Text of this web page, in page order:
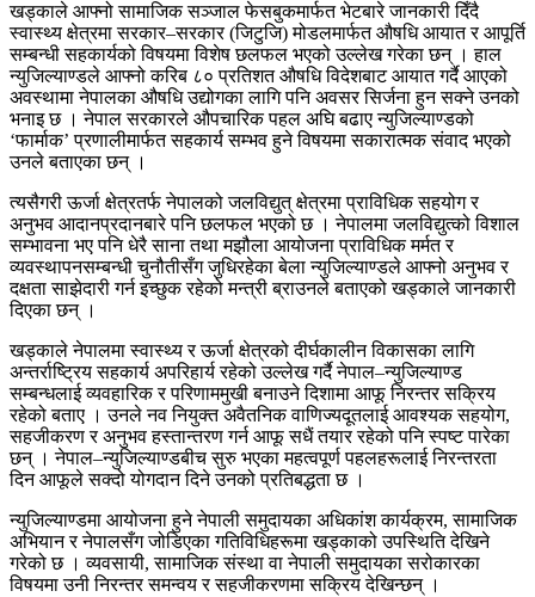
खड्काले आफ्नो सामाजिक सञ्जाल फेसबुकमार्फत भेटबारे जानकारी दिँदै
स्वास्थ्य क्षेत्रमा सरकार–सरकार (जिटुजि) मोडलमार्फत औषधि आयात र आपूर्ति
सम्बन्धी सहकार्यको विषयमा विशेष छलफल भएको उल्लेख गरेका छन् । हाल
न्युजिल्याण्डले आफ्नो करिब ८० प्रतिशत औषधि विदेशबाट आयात गर्दै आएको
अवस्थामा नेपालका औषधि उद्योगका लागि पनि अवसर सिर्जना हुन सक्ने उनको
भनाइ छ । नेपाल सरकारले औपचारिक पहल अघि बढाए न्युजिल्याण्डको
‘फार्माक’ प्रणालीमार्फत सहकार्य सम्भव हुने विषयमा सकारात्मक संवाद भएको
उनले बताएका छन् ।
त्यसैगरी ऊर्जा क्षेत्रतर्फ नेपालको जलविद्युत् क्षेत्रमा प्राविधिक सहयोग र
अनुभव आदानप्रदानबारे पनि छलफल भएको छ । नेपालमा जलविद्युत्को विशाल
सम्भावना भए पनि धेरै साना तथा मझौला आयोजना प्राविधिक मर्मत र
व्यवस्थापनसम्बन्धी चुनौतीसँग जुधिरहेका बेला न्युजिल्याण्डले आफ्नो अनुभव र
दक्षता साझेदारी गर्न इच्छुक रहेको मन्त्री ब्राउनले बताएको खड्काले जानकारी
दिएका छन् ।
खड्काले नेपालमा स्वास्थ्य र ऊर्जा क्षेत्रको दीर्घकालीन विकासका लागि
अन्तर्राष्ट्रिय सहकार्य अपरिहार्य रहेको उल्लेख गर्दै नेपाल–न्युजिल्याण्ड
सम्बन्धलाई व्यवहारिक र परिणाममुखी बनाउने दिशामा आफू निरन्तर सक्रिय
रहेको बताए । उनले नव नियुक्त अवैतनिक वाणिज्यदूतलाई आवश्यक सहयोग,
सहजीकरण र अनुभव हस्तान्तरण गर्न आफू सधैं तयार रहेको पनि स्पष्ट पारेका
छन् । नेपाल–न्युजिल्याण्डबीच सुरु भएका महत्वपूर्ण पहलहरूलाई निरन्तरता
दिन आफूले सक्दो योगदान दिने उनको प्रतिबद्धता छ ।
न्युजिल्याण्डमा आयोजना हुने नेपाली समुदायका अधिकांश कार्यक्रम, सामाजिक
अभियान र नेपालसँग जोडिएका गतिविधिहरूमा खड्काको उपस्थिति देखिने
गरेको छ । व्यवसायी, सामाजिक संस्था वा नेपाली समुदायका सरोकारका
विषयमा उनी निरन्तर समन्वय र सहजीकरणमा सक्रिय देखिन्छन् ।